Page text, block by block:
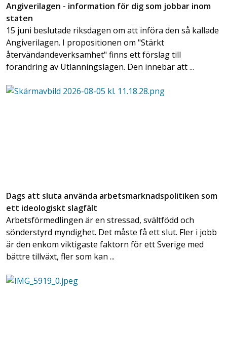
Angiverilagen - information för dig som jobbar inom
staten
15 juni beslutade riksdagen om att införa den så kallade
Angiverilagen. I propositionen om "Stärkt
återvändandeverksamhet" finns ett förslag till
förändring av Utlänningslagen. Den innebär att ...
Dags att sluta använda arbetsmarknadspolitiken som
ett ideologiskt slagfält
Arbetsförmedlingen är en stressad, svältfödd och
sönderstyrd myndighet. Det måste få ett slut. Fler i jobb
är den enkom viktigaste faktorn för ett Sverige med
bättre tillväxt, fler som kan ...